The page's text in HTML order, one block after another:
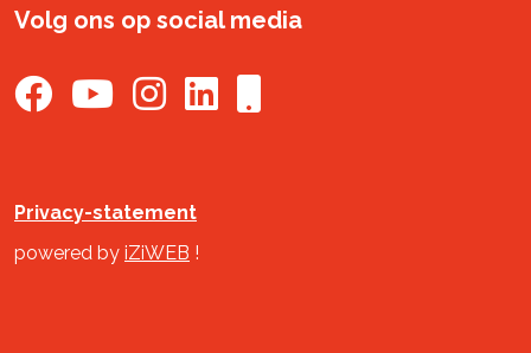
Volg ons op social media
Privacy-statement
powered by iZiWEB !